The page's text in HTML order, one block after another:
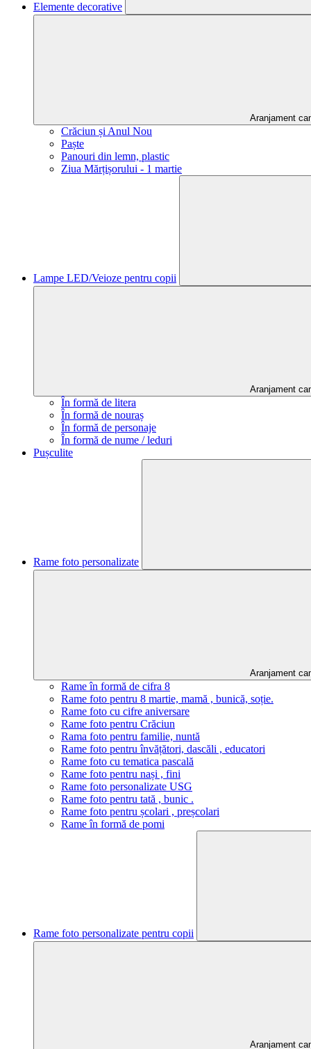
Elemente decorative
Aranjament
Crăciun și Anul Nou
Paște
Panouri din lemn, plastic
Ziua Mărțișorului - 1 martie
Lampe LED/Veioze pentru copii
Aranjament
În formă de litera
În formă de nouraș
În formă de personaje
În formă de nume / leduri
Pușculite
Rame foto personalizate
Aranjament
Rame în formă de cifra 8
Rame foto pentru 8 martie, mamă , bunică, soție.
Rame foto cu cifre aniversare
Rame foto pentru Crăciun
Rama foto pentru familie, nuntă
Rame foto pentru învățători, dascăli , educatori
Rame foto cu tematica pascală
Rame foto pentru nași , fini
Rame foto personalizate USG
Rame foto pentru tată , bunic .
Rame foto pentru școlari , preșcolari
Rame în formă de pomi
Rame foto personalizate pentru copii
Aranjament